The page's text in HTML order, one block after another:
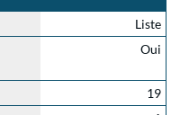
Liste
Oui
19